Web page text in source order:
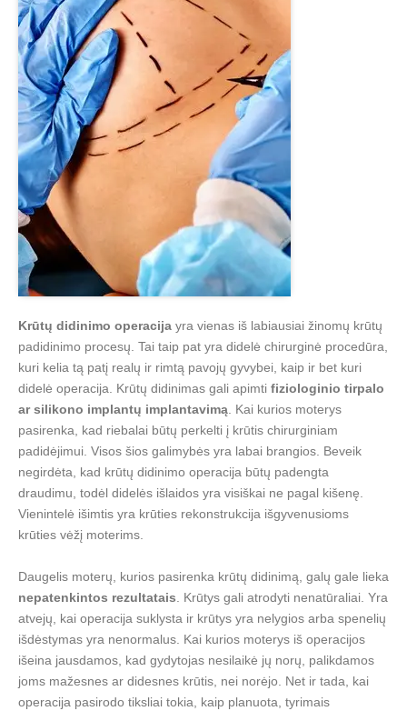
Krūtų didinimo operacija yra vienas iš labiausiai žinomų krūtų
padidinimo procesų. Tai taip pat yra didelė chirurginė procedūra,
kuri kelia tą patį realų ir rimtą pavojų gyvybei, kaip ir bet kuri
didelė operacija. Krūtų didinimas gali apimti fiziologinio tirpalo
ar silikono implantų implantavimą . Kai kurios moterys
pasirenka, kad riebalai būtų perkelti į krūtis chirurginiam
padidėjimui. Visos šios galimybės yra labai brangios. Beveik
negirdėta, kad krūtų didinimo operacija būtų padengta
draudimu, todėl didelės išlaidos yra visiškai ne pagal kišenę.
Vienintelė išimtis yra krūties rekonstrukcija išgyvenusioms
krūties vėžį moterims.
Daugelis moterų, kurios pasirenka krūtų didinimą, galų gale lieka
nepatenkintos rezultatais . Krūtys gali atrodyti nenatūraliai. Yra
atvejų, kai operacija suklysta ir krūtys yra nelygios arba spenelių
išdėstymas yra nenormalus. Kai kurios moterys iš operacijos
išeina jausdamos, kad gydytojas nesilaikė jų norų, palikdamos
joms mažesnes ar didesnes krūtis, nei norėjo. Net ir tada, kai
operacija pasirodo tiksliai tokia, kaip planuota, tyrimais